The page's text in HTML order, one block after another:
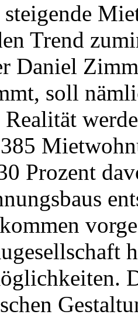
Trend
Daniel
soll
Prozent